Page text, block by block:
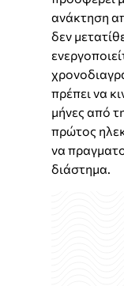
ανάκτηση
δεν
πρέπει να
μήνες από
πρώτος
να
διάστημα.